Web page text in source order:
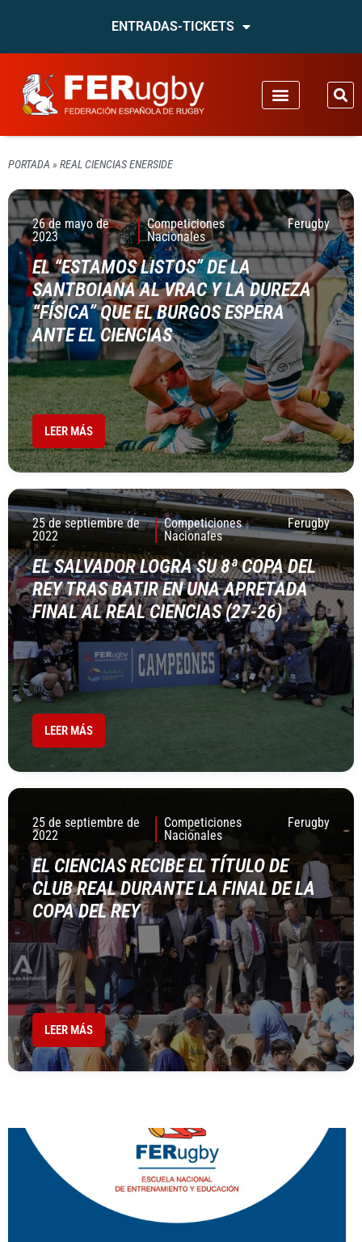
ENTRADAS-TICKETS
PORTADA » REAL CIENCIAS ENERSIDE
26 de mayo de
2023
Competiciones
Nacionales
Ferugby
EL “ESTAMOS LISTOS” DE LA
SANTBOIANA AL VRAC Y LA DUREZA
“FÍSICA” QUE EL BURGOS ESPERA
ANTE EL CIENCIAS
LEER MÁS
25 de septiembre de
2022
Competiciones
Nacionales
Ferugby
EL SALVADOR LOGRA SU 8ª COPA DEL
REY TRAS BATIR EN UNA APRETADA
FINAL AL REAL CIENCIAS (27-26)
LEER MÁS
25 de septiembre de
2022
Competiciones
Nacionales
Ferugby
EL CIENCIAS RECIBE EL TÍTULO DE
CLUB REAL DURANTE LA FINAL DE LA
COPA DEL REY
LEER MÁS